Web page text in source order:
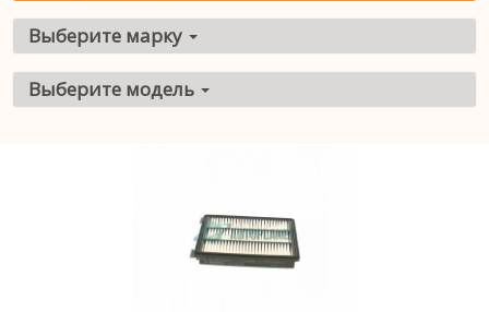
Выберите марку
Выберите модель